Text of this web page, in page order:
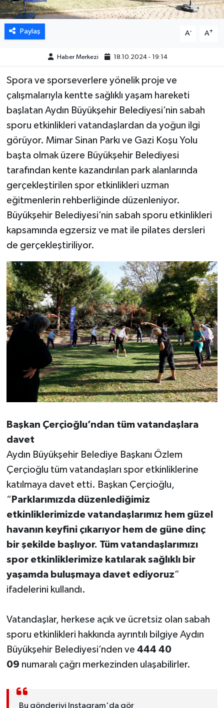
Paylaş A- A+
Haber Merkezi 18.10.2024 - 19:14
Spora ve sporseverlere yönelik proje ve
çalışmalarıyla kentte sağlıklı yaşam hareketi
başlatan Aydın Büyükşehir Belediyesi’nin sabah
sporu etkinlikleri vatandaşlardan da yoğun ilgi
görüyor. Mimar Sinan Parkı ve Gazi Koşu Yolu
başta olmak üzere Büyükşehir Belediyesi
tarafından kente kazandırılan park alanlarında
gerçekleştirilen spor etkinlikleri uzman
eğitmenlerin rehberliğinde düzenleniyor.
Büyükşehir Belediyesi’nin sabah sporu etkinlikleri
kapsamında egzersiz ve mat ile pilates dersleri
de gerçekleştiriliyor.
Başkan Çerçioğlu’ndan tüm vatandaşlara
davet
Aydın Büyükşehir Belediye Başkanı Özlem
Çerçioğlu tüm vatandaşları spor etkinliklerine
katılmaya davet etti. Başkan Çerçioğlu,
“ Parklarımızda düzenlediğimiz
etkinliklerimizde vatandaşlarımız hem güzel
havanın keyfini çıkarıyor hem de güne dinç
bir şekilde başlıyor. Tüm vatandaşlarımızı
spor etkinliklerimize katılarak sağlıklı bir
yaşamda buluşmaya davet ediyoruz”
ifadelerini kullandı.
Vatandaşlar, herkese açık ve ücretsiz olan sabah
sporu etkinlikleri hakkında ayrıntılı bilgiye Aydın
Büyükşehir Belediyesi’nden ve 444 40
09 numaralı çağrı merkezinden ulaşabilirler.
Bu gönderiyi Instagram'da gör
HABERDE İNSAN
KÜLTÜR SANAT
MAGAZİN
ÖZEL HABER
SAĞLIK
ŞİRKET HABERLERİ
SPOR
TEKNOLOJİ
YEREL
AFYON
AFYONKARAHİSAR
AYDIN
DENİZLİ
İZMİR
MANİSA
MUĞLA
YURT